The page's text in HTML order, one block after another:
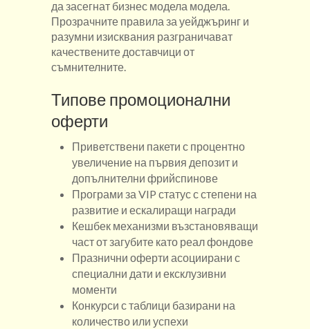
да засегнат бизнес модела модела.
Прозрачните правила за уейджъринг и
разумни изисквания разграничават
качествените доставчици от
съмнителните.
Типове промоционални
оферти
Приветствени пакети с процентно
увеличение на първия депозит и
допълнителни фрийспинове
Програми за VIP статус с степени на
развитие и ескалиращи награди
Кешбек механизми възстановяващи
част от загубите като реал фондове
Празнични оферти асоциирани с
специални дати и ексклузивни
моменти
Конкурси с таблици базирани на
количество или успехи